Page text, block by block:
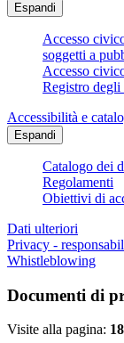
Espandi
Accesso
soggetti a
Accesso
Registro degli
Accessibilità e
Espandi
Catalogo dei
Regolamenti
Obiettivi di
Dati ulteriori
Privacy -
Whistleblowing
Documenti di
Visite alla pagina: